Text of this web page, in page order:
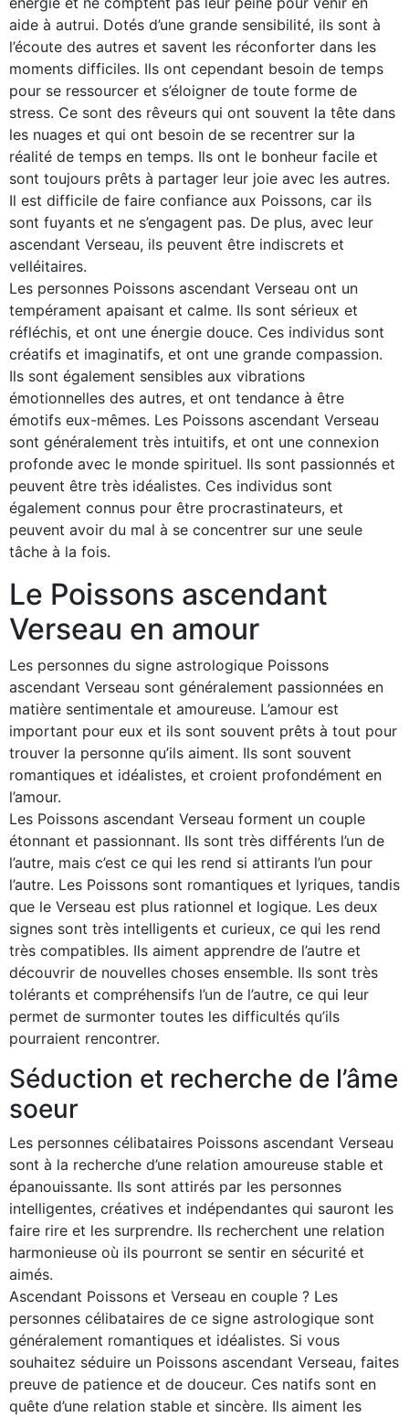
aide à autrui. Dotés d’une grande sensibilité, ils sont à
l’écoute des autres et savent les réconforter dans les
moments difficiles. Ils ont cependant besoin de temps
pour se ressourcer et s’éloigner de toute forme de
stress. Ce sont des rêveurs qui ont souvent la tête dans
les nuages et qui ont besoin de se recentrer sur la
réalité de temps en temps. Ils ont le bonheur facile et
sont toujours prêts à partager leur joie avec les autres.
Il est difficile de faire confiance aux Poissons, car ils
sont fuyants et ne s’engagent pas. De plus, avec leur
ascendant Verseau, ils peuvent être indiscrets et
velléitaires.
Les personnes Poissons ascendant Verseau ont un
tempérament apaisant et calme. Ils sont sérieux et
réfléchis, et ont une énergie douce. Ces individus sont
créatifs et imaginatifs, et ont une grande compassion.
Ils sont également sensibles aux vibrations
émotionnelles des autres, et ont tendance à être
émotifs eux-mêmes. Les Poissons ascendant Verseau
sont généralement très intuitifs, et ont une connexion
profonde avec le monde spirituel. Ils sont passionnés et
peuvent être très idéalistes. Ces individus sont
également connus pour être procrastinateurs, et
peuvent avoir du mal à se concentrer sur une seule
tâche à la fois.
Le Poissons ascendant
Verseau en amour
Les personnes du signe astrologique Poissons
ascendant Verseau sont généralement passionnées en
matière sentimentale et amoureuse. L’amour est
important pour eux et ils sont souvent prêts à tout pour
trouver la personne qu’ils aiment. Ils sont souvent
romantiques et idéalistes, et croient profondément en
l’amour.
Les Poissons ascendant Verseau forment un couple
étonnant et passionnant. Ils sont très différents l’un de
l’autre, mais c’est ce qui les rend si attirants l’un pour
l’autre. Les Poissons sont romantiques et lyriques, tandis
que le Verseau est plus rationnel et logique. Les deux
signes sont très intelligents et curieux, ce qui les rend
très compatibles. Ils aiment apprendre de l’autre et
découvrir de nouvelles choses ensemble. Ils sont très
tolérants et compréhensifs l’un de l’autre, ce qui leur
permet de surmonter toutes les difficultés qu’ils
pourraient rencontrer.
Séduction et recherche de l’âme
soeur
Les personnes célibataires Poissons ascendant Verseau
sont à la recherche d’une relation amoureuse stable et
épanouissante. Ils sont attirés par les personnes
intelligentes, créatives et indépendantes qui sauront les
faire rire et les surprendre. Ils recherchent une relation
harmonieuse où ils pourront se sentir en sécurité et
aimés.
Ascendant Poissons et Verseau en couple ? Les
personnes célibataires de ce signe astrologique sont
généralement romantiques et idéalistes. Si vous
souhaitez séduire un Poissons ascendant Verseau, faites
preuve de patience et de douceur. Ces natifs sont en
quête d’une relation stable et sincère. Ils aiment les